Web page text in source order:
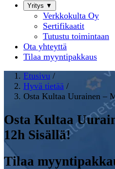
Yritys ▼
Verkkokulta Oy
Sertifikaatit
Tutustu toimintaan
Ota yhteyttä
Tilaa myyntipakkaus
Etusivu /
Hyvä tietää /
Osta Kultaa Uurainen –
Osta Kultaa
12h Sisällä!
Tilaa